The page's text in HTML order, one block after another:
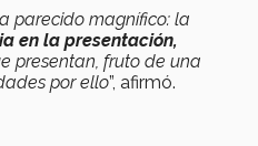
parecido magnífico: la
en la presentación,
presentan, fruto de una
por ello”, afirmó.